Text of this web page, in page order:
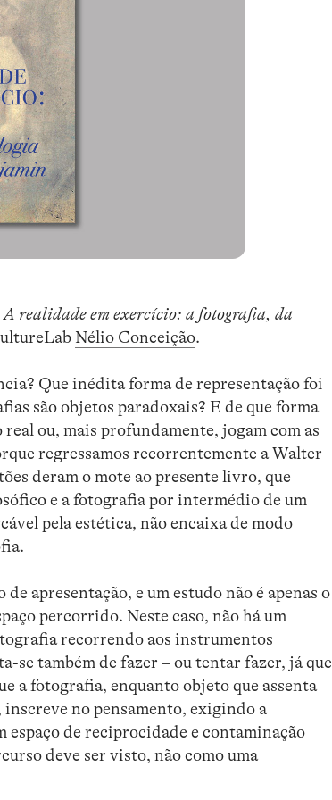
A realidade em exercício: a fotografia, da
Nélio Conceição.
Que inédita forma de representação foi
são objetos paradoxais? E de que forma
real ou, mais profundamente, jogam com as
regressamos recorrentemente a Walter
deram o mote ao presente livro, que
e a fotografia por intermédio de um
pela estética, não encaixa de modo
apresentação, e um estudo não é apenas o
percorrido. Neste caso, não há um
recorrendo aos instrumentos
se também de fazer – ou tentar fazer, já que
a fotografia, enquanto objeto que assenta
no pensamento, exigindo a
de reciprocidade e contaminação
deve ser visto, não como uma